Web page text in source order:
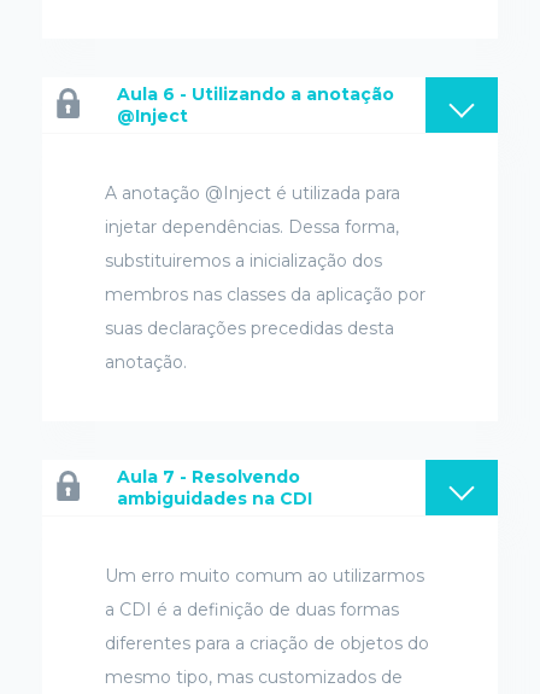
Aula 6 - Utilizando a anotação
@Inject
A anotação @Inject é utilizada para
injetar dependências. Dessa forma,
substituiremos a inicialização dos
membros nas classes da aplicação por
suas declarações precedidas desta
anotação.
Aula 7 - Resolvendo
ambiguidades na CDI
Um erro muito comum ao utilizarmos
a CDI é a definição de duas formas
diferentes para a criação de objetos do
mesmo tipo, mas customizados de